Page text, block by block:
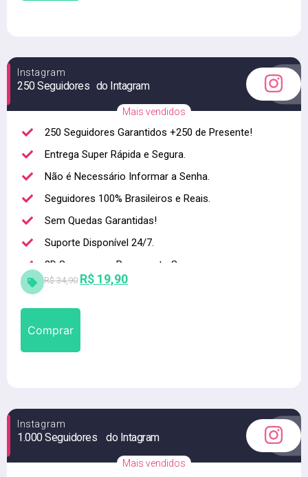
Instagram
250 Seguidores do Intagram
250 Seguidores Garantidos +250 de Presente!
Entrega Super Rápida e Segura.
Não é Necessário Informar a Senha.
Seguidores 100% Brasileiros e Reais.
Sem Quedas Garantidas!
Suporte Disponível 24/7.
3D Secure para Pagamento Seguro.
Alta qualidade
Mais vendidos
R$34,90 R$ 19,90
Comprar
Instagram
1.000 Seguidores do Intagram
Mais vendidos